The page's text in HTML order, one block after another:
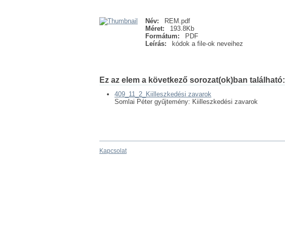
Név:
REM.pdf
Méret:
193.8Kb
Formátum:
PDF
Leírás:
kódok a file-ok neveihez
Ez az elem a következő sorozat(ok)ban található:
409_11_2_Kiilleszkedési zavarok
Somlai Péter gyűjtemény: Kiilleszkedési zavarok
Kapcsolat